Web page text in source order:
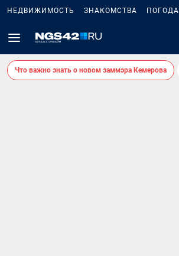
НЕДВИЖИМОСТЬ ЗНАКОМСТВА ПОГОДА
Что важно знать о новом заммэра Кемерова